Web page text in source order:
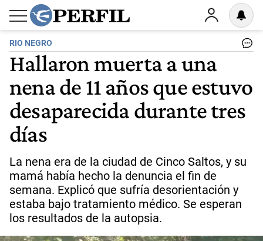
RIO NEGRO
Hallaron muerta a una
nena de 11 años que estuvo
desaparecida durante tres
días
La nena era de la ciudad de Cinco Saltos, y su
mamá había hecho la denuncia el fin de
semana. Explicó que sufría desorientación y
estaba bajo tratamiento médico. Se esperan
los resultados de la autopsia.